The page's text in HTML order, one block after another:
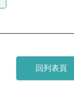
回列表頁